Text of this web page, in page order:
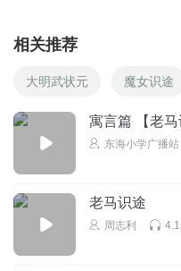
相关推荐
大明武状元 魔女识途
寓言篇 【老
东海小学广播站
老马识途
周志利